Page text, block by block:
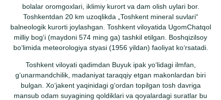
bolalar oromgoxlari, iklimiy kurort va dam olish uylari bor.
Toshkentdan 20 km uzoqlikda „Toshkent mineral suvlari“
balneologik kurorti joylashgan. Toshkent viloyatida UgomChatqol
milliy bogʻi (maydoni 574 ming ga) tashkil etilgan. Boshqizilsoy
boʻlimida meteorologiya styasi (1956 yildan) faoliyat koʻrsatadi.
Toshkent viloyati qadimdan Buyuk ipak yoʻlidagi ilmfan,
gʻunarmandchilik, madaniyat taraqqiy etgan makonlardan biri
bulgan. Xoʻjakent yaqinidagi gʻordan topilgan tosh davriga
mansub odam suyagining qoldiklari va qoyalardagi suratlar bu